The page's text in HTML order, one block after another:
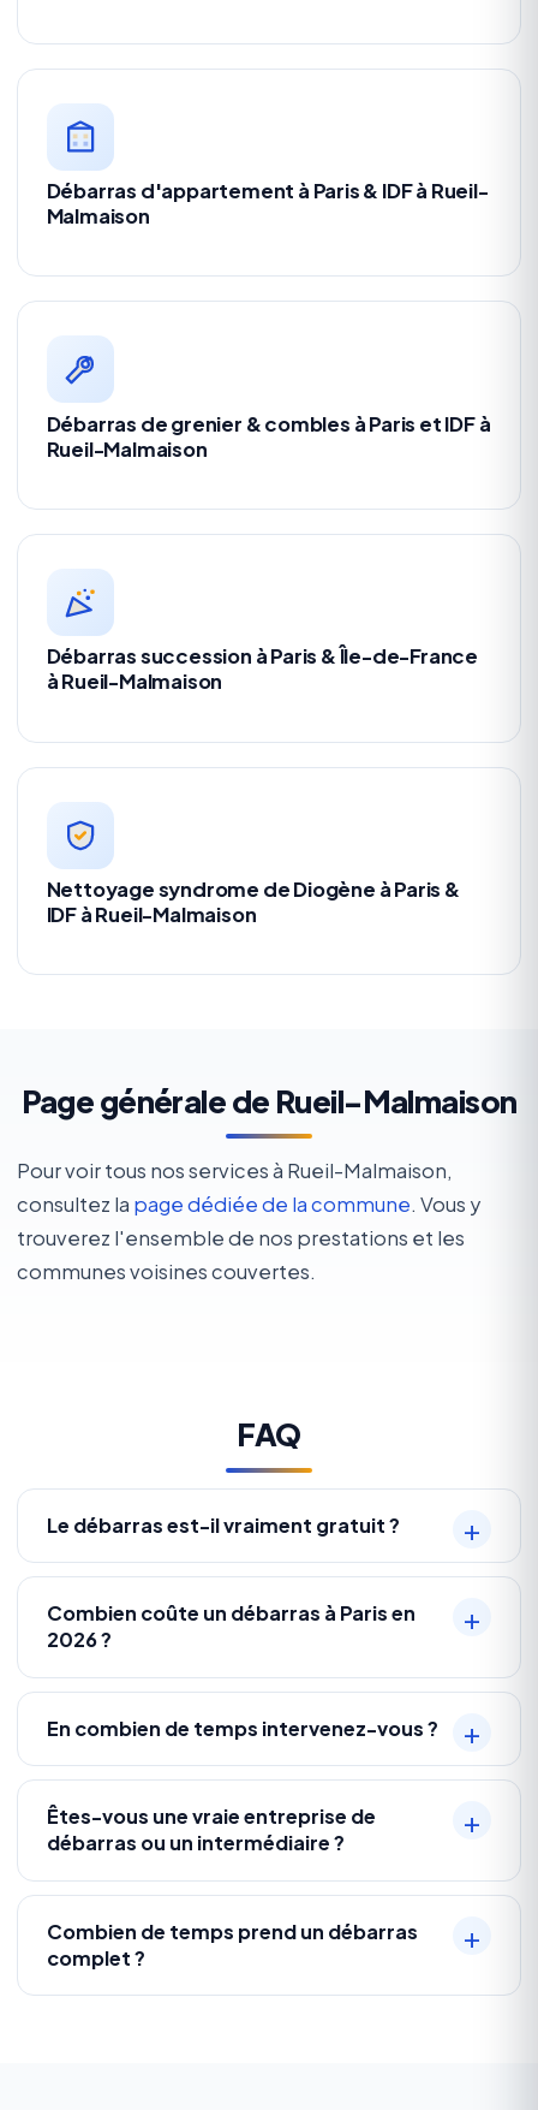
Débarras d'appartement à Paris & IDF à Rueil-
Malmaison
Débarras de grenier & combles à Paris et IDF à
Rueil-Malmaison
Débarras succession à Paris & Île-de-France
à Rueil-Malmaison
Nettoyage syndrome de Diogène à Paris &
IDF à Rueil-Malmaison
Page générale de Rueil-Malmaison
Pour voir tous nos services à Rueil-Malmaison,
consultez la page dédiée de la commune. Vous y
trouverez l'ensemble de nos prestations et les
communes voisines couvertes.
FAQ
Le débarras est-il vraiment gratuit ?
Combien coûte un débarras à Paris en
2026 ?
En combien de temps intervenez-vous ?
Êtes-vous une vraie entreprise de
débarras ou un intermédiaire ?
Combien de temps prend un débarras
complet ?